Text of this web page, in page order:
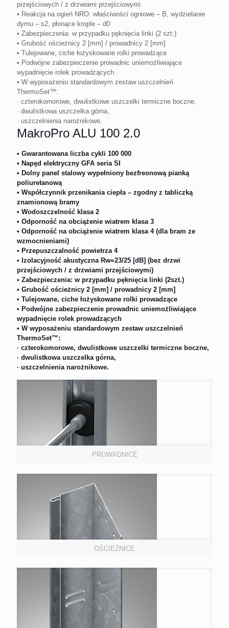
przejściowych / z drzwiami przejściowymi
• Reakcja na ogień NRO: właściwości ogniowe – B, wydzielanie
dymu – s2, płonące krople – d0
• Zabezpieczenia: w przypadku pęknięcia linki (2 szt.)
• Grubość ościeżnicy 2 [mm] / prowadnicy 2 [mm]
• Tulejowane, ciche łożyskowane rolki prowadzące
• Podwójne zabezpieczenie prowadnic uniemożliwiające
wypadnięcie rolek prowadzących
• W wyposażeniu standardowym zestaw uszczelnień
ThermoSet™:
· czterokomorowe, dwulistkowe uszczelki termiczne boczne,
· dwulistkowa uszczelka górna,
· uszczelnienia narożnikowe.
MakroPro ALU 100 2.0
• Gwarantowana liczba cykli 100 000
• Napęd elektryczny GFA seria SI
• Dolny panel stalowy wypełniony bezfreonową pianką
poliuretanową
• Współczynnik przenikania ciepła – zgodny z tabliczką
znamionową bramy
• Wodoszczelność klasa 2
• Odporność na obciążenie wiatrem klasa 3
• Odporność na obciążenie wiatrem klasa 4 (dla bram ze
wzmocnieniami)
• Przepuszczalność powietrza 4
• Izolacyjność akustyczna Rw=23/25 [dB] (bez drzwi
przejściowych / z drzwiami przejściowymi)
• Zabezpieczenia: w przypadku pęknięcia linki (2szt.)
• Grubość ościeżnicy 2 [mm] / prowadnicy 2 [mm]
• Tulejowane, ciche łożyskowane rolki prowadzące
• Podwójne zabezpieczenie prowadnic uniemożliwiające
wypadnięcie rolek prowadzących
• W wyposażeniu standardowym zestaw uszczelnień
ThermoSet™:
· czterokomorowe, dwulistkowe uszczelki termiczne boczne,
· dwulistkowa uszczelka górna,
· uszczelnienia narożnikowe.
PROWADNICE
OŚCIEŻNICE